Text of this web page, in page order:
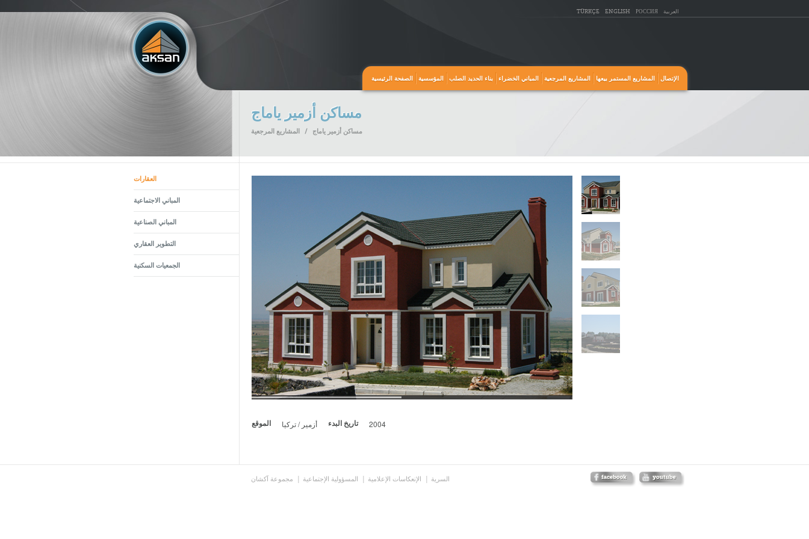
TÜRKÇE ENGLISH РОССИЯ العربية
الصفحة الرئيسية المؤسسية بناء الحديد الصلب المباني الخضراء المشاريع المرجعية المشاريع المستمر بيعها الإتصال
العقارات
المباني الاجتماعية
المباني الصناعية
التطوير العقاري
الجمعيات السكنية
مساكن أزمير ياماج
المشاريع المرجعية / مساكن أزمير ياماج
الموقع أزمير / تركيا تاريخ البدء 2004
مجموعة آكشان المسؤولية الإجتماعية الإنعكاسات الإعلامية السرية